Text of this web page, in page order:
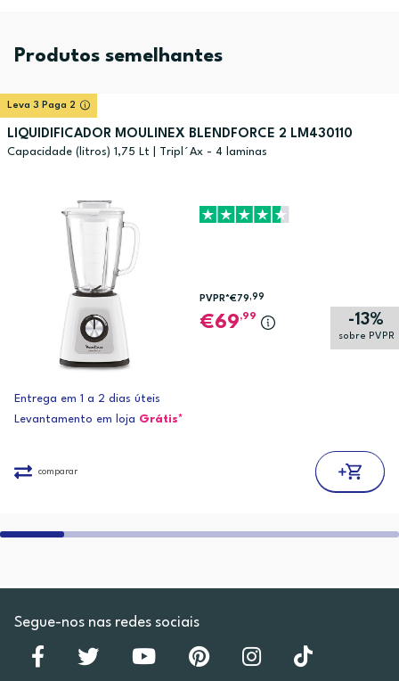
Produtos semelhantes
Leva 3 Paga 2
LIQUIDIFICADOR MOULINEX BLENDFORCE 2 LM430110
Capacidade (litros) 1,75 Lt | Tripl´Ax - 4 laminas
-13%
sobre PVPR
PVPR*€79,99
69,99
Entrega em 1 a 2 dias úteis
Levantamento em loja Grátis*
comparar
Segue-nos nas redes sociais